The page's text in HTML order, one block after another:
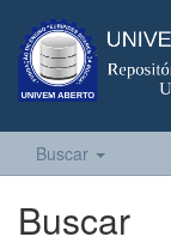
Buscar
Buscar